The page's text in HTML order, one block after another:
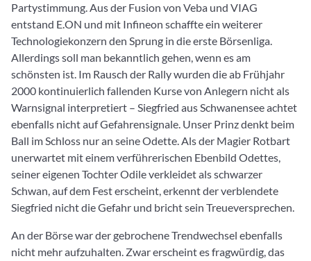
Partystimmung. Aus der Fusion von Veba und VIAG
entstand E.ON und mit Infineon schaffte ein weiterer
Technologiekonzern den Sprung in die erste Börsenliga.
Allerdings soll man bekanntlich gehen, wenn es am
schönsten ist. Im Rausch der Rally wurden die ab Frühjahr
2000 kontinuierlich fallenden Kurse von Anlegern nicht als
Warnsignal interpretiert – Siegfried aus Schwanensee achtet
ebenfalls nicht auf Gefahrensignale. Unser Prinz denkt beim
Ball im Schloss nur an seine Odette. Als der Magier Rotbart
unerwartet mit einem verführerischen Ebenbild Odettes,
seiner eigenen Tochter Odile verkleidet als schwarzer
Schwan, auf dem Fest erscheint, erkennt der verblendete
Siegfried nicht die Gefahr und bricht sein Treueversprechen.
An der Börse war der gebrochene Trendwechsel ebenfalls
nicht mehr aufzuhalten. Zwar erscheint es fragwürdig, das